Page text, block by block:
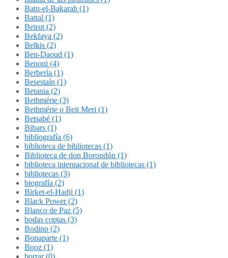
Batn-el-Bakarah (1)
Battal (1)
Beirut (2)
Bekfaya (2)
Belkis (2)
Ben-Daoud (1)
Benoni (4)
Berbería (1)
Besestaín (1)
Betania (2)
Bethmérie (3)
Bethmérie o Beit Meri (1)
Betsabé (1)
Bibars (1)
bibliografía (6)
biblioteca de bibliotecas (1)
Biblioteca de don Borondón (1)
biblioteca internacional de bibliotecas (1)
bibliotecas (3)
biografía (2)
Birket-el-Hadji (1)
Black Power (2)
Blanco de Paz (5)
bodas coptas (3)
Bodino (2)
Bonaparte (1)
Booz (1)
borrar (0)